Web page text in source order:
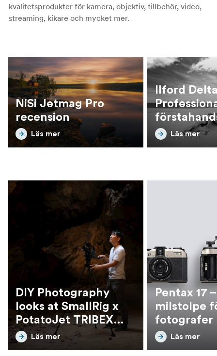
kvalitetsprodukter för kamera, objektiv, tillbehör, video,
streaming, kikare och mycket mer.
NiSi Jetmag Pro
recension
Läs mer
Ilford
Läs mer
DIY Photography
looks at SmallRig x
PotatoJet TRIBEX
tripod
Läs mer
Pentax 17
milstolpe
fotografer
Läs mer